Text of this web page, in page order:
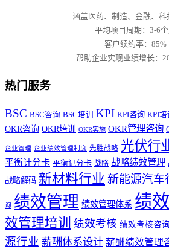
涵盖医药、制造、金融、科
平均项目周期：3-6个
客户续约率：85%
帮助企业实现业绩增长：
热门服务
BSC BSC咨询 BSC培训 KPI KPI咨询 KPI培
OKR咨询 OKR培训 OKR实施 OKR管理咨询
企业管理 企业绩效管理制度 先胜战略 光伏行
平衡计分卡 平衡记分卡 战略 战略绩效管理
战略解码 新材料行业 新能源汽车
询 绩效管理 绩效管理体系 绩
效管理培训 绩效考核 绩效考核咨询
源行业 薪酬体系设计 薪酬绩效管理